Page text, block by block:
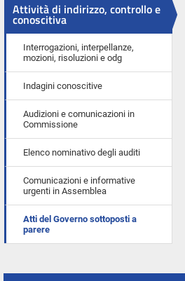
Attività di indirizzo, controllo e
conoscitiva
Interrogazioni, interpellanze,
mozioni, risoluzioni e odg
Indagini conoscitive
Audizioni e comunicazioni in
Commissione
Elenco nominativo degli auditi
Comunicazioni e informative
urgenti in Assemblea
Atti del Governo sottoposti a
parere